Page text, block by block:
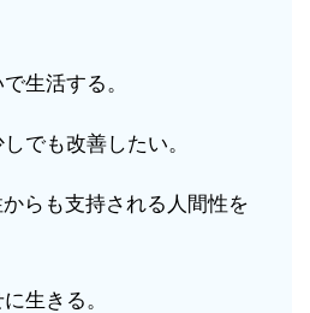
生活する。
でも改善したい。
らも支持される人間性を
生きる。